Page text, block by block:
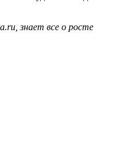
знает все о росте